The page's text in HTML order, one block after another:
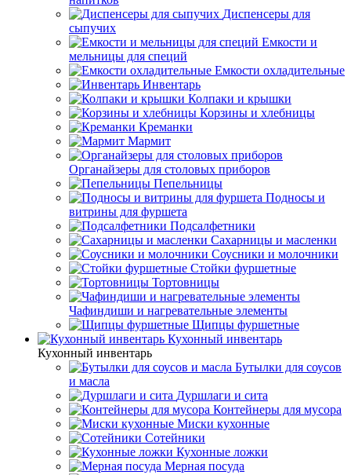
Диспенсеры для
сыпучих
Емкости и
мельницы для специй
Емкости охладительные
Инвентарь
Колпаки и крышки
Корзины и хлебницы
Креманки
Мармит
Органайзеры для столовых приборов
Пепельницы
Подносы и
витрины для фуршета
Подсалфетники
Сахарницы и масленки
Соусники и молочники
Стойки фуршетные
Тортовницы
Чафиндиши и нагревательные элементы
Щипцы фуршетные
Кухонный инвентарь
Кухонный инвентарь
Бутылки для соусов
и масла
Дуршлаги и сита
Контейнеры для мусора
Миски кухонные
Сотейники
Кухонные ложки
Мерная посуда